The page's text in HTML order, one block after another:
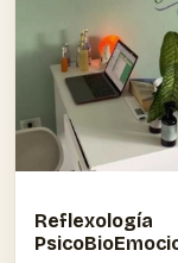
Reflexología